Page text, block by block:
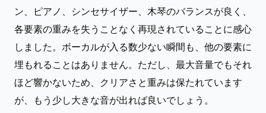
ン、ピアノ、シンセサイザー、木琴のバランスが良く、
各要素の重みを失うことなく再現されていることに感心
しました。ボーカルが入る数少ない瞬間も、他の要素に
埋もれることはありません。ただし、最大音量でもそれ
ほど響かないため、クリアさと重みは保たれています
が、もう少し大きな音が出れば良いでしょう。